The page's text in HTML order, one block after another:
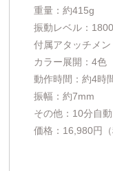
重量：約415g
振動レベル：
付属アタッチメ
カラー展開：4色
動作時間：約4時
振幅：約7mm
その他：10分自
価格：16,980円（